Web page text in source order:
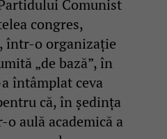
Comunist
congres,
într-o organizație
„de bază”, în
întâmplat ceva
că, în ședința
aulă academică a